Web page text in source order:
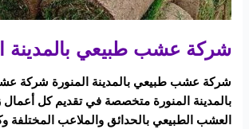
شركة عشب طبيعي بالمدينة
شركة عشب طبيعي بالمدينة المنورة شركة
بالمدينة المنورة متخصصة في تقديم كل أعمال
العشب الطبيعي بالحدائق والملاعب